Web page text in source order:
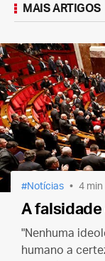
MAIS ARTIGOS
Notícias 4 min
A
"Nenhuma
humano a